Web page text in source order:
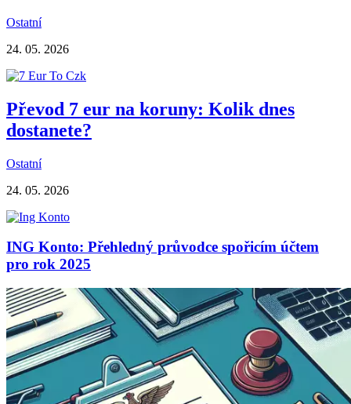
Ostatní
24. 05. 2026
Převod 7 eur na koruny: Kolik dnes
dostanete?
Ostatní
24. 05. 2026
ING Konto: Přehledný průvodce spořicím účtem
pro rok 2025